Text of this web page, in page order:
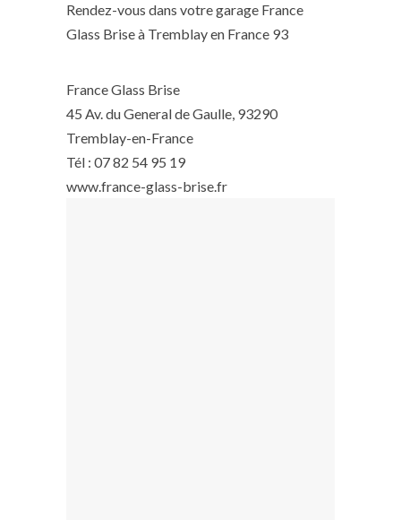
Rendez-vous dans votre garage France
Glass Brise à Tremblay en France 93
France Glass Brise
45 Av. du General de Gaulle, 93290
Tremblay-en-France
Tél : 07 82 54 95 19
www.france-glass-brise.fr